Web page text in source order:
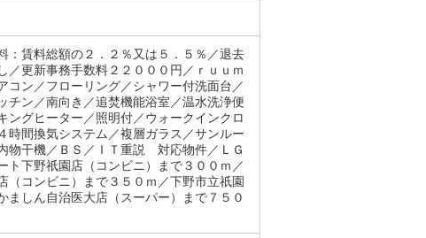
：賃料総額の２．２％又は５．５％／退去
更新事務手数料２２０００円／ｒｕｕｍ
ン／フローリング／シャワー付洗面台／
チン／南向き／追焚機能浴室／温水洗浄便
ングヒーター／照明付／ウォークインクロ
時間換気システム／複層ガラス／サンルー
物干機／ＢＳ／ＩＴ重説 対応物件／ＬＧ
ト下野祇園店（コンビニ）まで３００ｍ／
コンビニ）まで３５０ｍ／下野市立祇園
しん自治医大店（スーパー）まで７５０